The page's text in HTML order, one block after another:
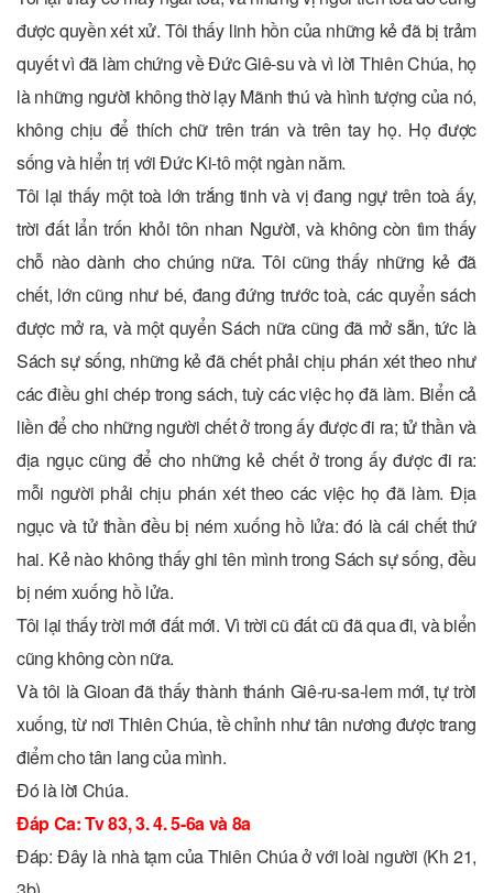
được quyền xét xử. Tôi thấy linh hồn của những kẻ đã bị trảm
quyết vì đã làm chứng về Ðức Giê-su và vì lời Thiên Chúa, họ
là những người không thờ lạy Mãnh thú và hình tượng của nó,
không chịu để thích chữ trên trán và trên tay họ. Họ được
sống và hiển trị với Ðức Ki-tô một ngàn năm.
Tôi lại thấy một toà lớn trắng tinh và vị đang ngự trên toà ấy,
trời đất lẩn trốn khỏi tôn nhan Người, và không còn tìm thấy
chỗ nào dành cho chúng nữa. Tôi cũng thấy những kẻ đã
chết, lớn cũng như bé, đang đứng trước toà, các quyển sách
được mở ra, và một quyển Sách nữa cũng đã mở sẵn, tức là
Sách sự sống, những kẻ đã chết phải chịu phán xét theo như
các điều ghi chép trong sách, tuỳ các việc họ đã làm. Biển cả
liền để cho những người chết ở trong ấy được đi ra; tử thần và
địa ngục cũng để cho những kẻ chết ở trong ấy được đi ra:
mỗi người phải chịu phán xét theo các việc họ đã làm. Ðịa
ngục và tử thần đều bị ném xuống hồ lửa: đó là cái chết thứ
hai. Kẻ nào không thấy ghi tên mình trong Sách sự sống, đều
bị ném xuống hồ lửa.
Tôi lại thấy trời mới đất mới. Vì trời cũ đất cũ đã qua đi, và biển
cũng không còn nữa.
Và tôi là Gioan đã thấy thành thánh Giê-ru-sa-lem mới, tự trời
xuống, từ nơi Thiên Chúa, tề chỉnh như tân nương được trang
điểm cho tân lang của mình.
Ðó là lời Chúa.
Ðáp Ca: Tv 83, 3. 4. 5-6a và 8a
Ðáp: Ðây là nhà tạm của Thiên Chúa ở với loài người (Kh 21,